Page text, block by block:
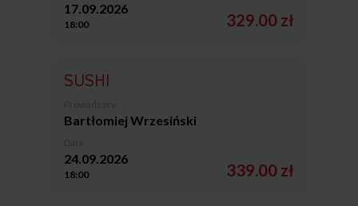
17.09.2026
18:00 329.00 zł
SUSHI
Bartłomiej Wrzesiński
24.09.2026
18:00 339.00 zł